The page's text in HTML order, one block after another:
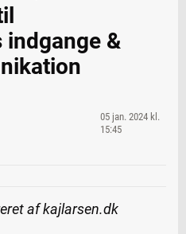
&
05 jan. 2024 kl.
15:45
af kajlarsen.dk